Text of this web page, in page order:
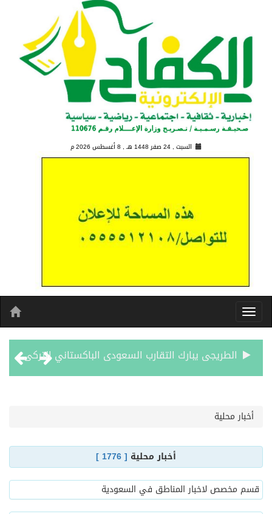
السبت , 24 صفر 1448 هـ , 8 أغسطس 2026 م
مشوار العمر يبدا من لبنان
بيان مشترك لقمة مكة المكرمة للدفاع المشترك بين المملكة العربية السعودية والجمهورية التركية وجمهورية باكستان الإسلامية
الفيفا – يعتذر عن آلية إدارة مقترح الحقوق التجارية لكأس العالم ويؤكد مراجعة الإجراءات
أخبار محلية
أخبار محلية [ 1776 ]
قسم مخصص لاخبار المناطق في السعودية